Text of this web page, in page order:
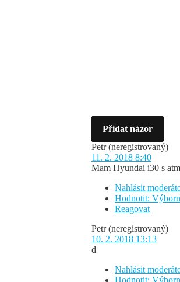
Přidat názor
Petr (neregistrovaný)
11. 2. 2018 8:40
Mam Hyundai i30 s
Nahlásit
Hodnotit:
Reagovat
Petr (neregistrovaný)
10. 2. 2018 13:13
d
Nahlásit
Hodnotit: